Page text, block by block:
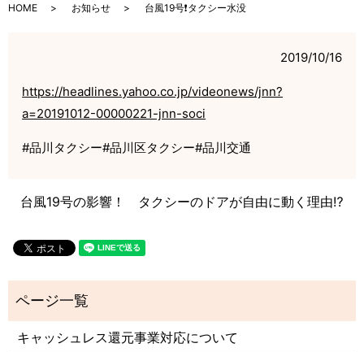
HOME お知らせ 台風19号❗️タクシー水没
2019/10/16
https://headlines.yahoo.co.jp/videonews/jnn?
a=20191012-00000221-jnn-soci
#品川タクシー#品川区タクシー#品川交通
台風19号の影響！ タクシーのドアが自由に動く理由⁉️
キャッシュレス還元事業対応について